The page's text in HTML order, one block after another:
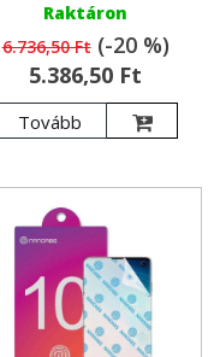
Raktáron
6.736,50 Ft(-20 %)
5.386,50 Ft
Tovább